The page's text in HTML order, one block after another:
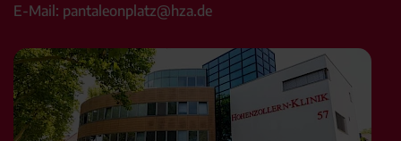
E-Mail: pantaleonplatz@hza.de